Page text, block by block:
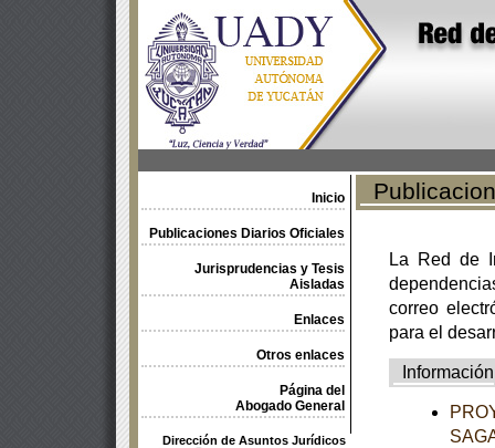
Inicio
Publicaciones Diarios Oficiales
Jurisprudencias y Tesis
Aisladas
Enlaces
Otros enlaces
Página del
Abogado General
Dirección de Asuntos Jurídicos
La Red de
correo
para el
Información